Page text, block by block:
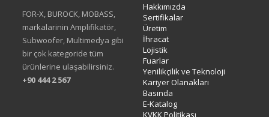
FOR-X, BUROCK, MOBASS,
markalarinin Amplifikatör,
Subwoofer, Multimedya gibi
bir çok kategoride tüm
ürünlerine ulaşabilirsiniz.
+90 444 2 567
Hakkımızda
Sertifikalar
Üretim
İhracat
Lojistik
Fuarlar
Yenilikçilik ve Teknoloji
Kariyer Olanakları
Basında
E-Katalog
KVKK Politikası